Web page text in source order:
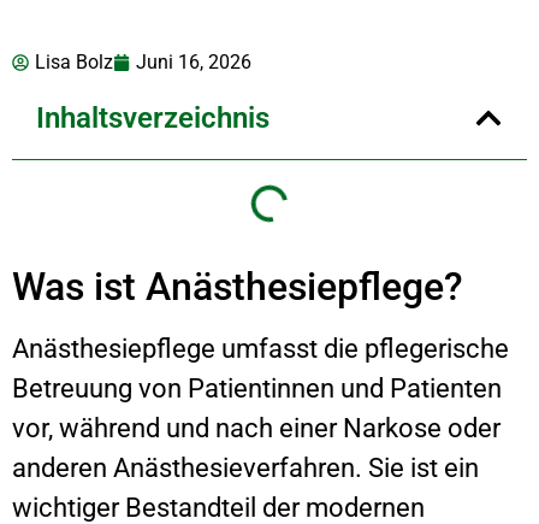
Lisa Bolz Juni 16, 2026
Inhaltsverzeichnis
Was ist Anästhesiepflege?
Anästhesiepflege umfasst die pflegerische
Betreuung von Patientinnen und Patienten
vor, während und nach einer Narkose oder
anderen Anästhesieverfahren. Sie ist ein
wichtiger Bestandteil der modernen